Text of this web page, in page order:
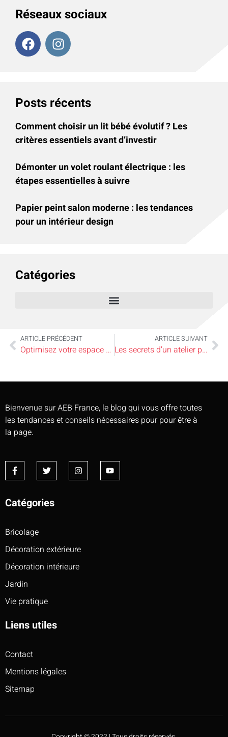
Réseaux sociaux
Posts récents
Comment choisir un lit bébé évolutif ? Les
critères essentiels avant d’investir
Démonter un volet roulant électrique : les
étapes essentielles à suivre
Papier peint salon moderne : les tendances
pour un intérieur design
Catégories
ARTICLE PRÉCÉDENT
Optimisez votre espace avec une verrière d’entrée : style et luminosité garantis
ARTICLE SUIVANT
Les secrets d’un atelier parfait : outils indispensables pour tout bricoleur maison
Bienvenue sur AEB France, le blog qui vous offre toutes
les tendances et conseils nécessaires pour pour être à
la page.
Catégories
Bricolage
Décoration extérieure
Décoration intérieure
Jardin
Vie pratique
Liens utiles
Contact
Mentions légales
Sitemap